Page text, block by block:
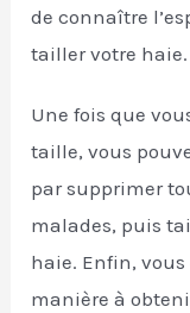
de connaître
tailler votre haie.
Une fois que
taille, vous
par supprimer
malades, puis
haie. Enfin,
manière à